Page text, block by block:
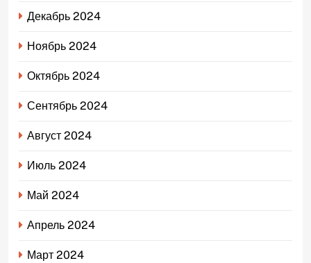
Декабрь 2024
Ноябрь 2024
Октябрь 2024
Сентябрь 2024
Август 2024
Июль 2024
Май 2024
Апрель 2024
Март 2024